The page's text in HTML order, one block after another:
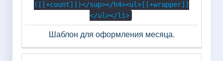
([[+count]])</sup></h4><ul>[[+wrapper]]
</ul></li>
Шаблон для оформления месяца.